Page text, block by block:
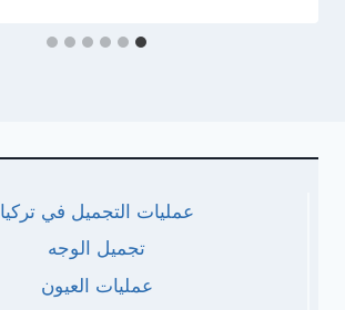
عمليات التجميل في تركيا
تجميل الوجه
عمليات العيون